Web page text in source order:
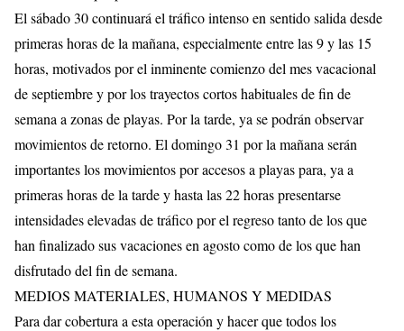
El sábado 30 continuará el tráfico intenso en sentido salida desde
primeras horas de la mañana, especialmente entre las 9 y las 15
horas, motivados por el inminente comienzo del mes vacacional
de septiembre y por los trayectos cortos habituales de fin de
semana a zonas de playas. Por la tarde, ya se podrán observar
movimientos de retorno. El domingo 31 por la mañana serán
importantes los movimientos por accesos a playas para, ya a
primeras horas de la tarde y hasta las 22 horas presentarse
intensidades elevadas de tráfico por el regreso tanto de los que
han finalizado sus vacaciones en agosto como de los que han
disfrutado del fin de semana.
MEDIOS MATERIALES, HUMANOS Y MEDIDAS
Para dar cobertura a esta operación y hacer que todos los